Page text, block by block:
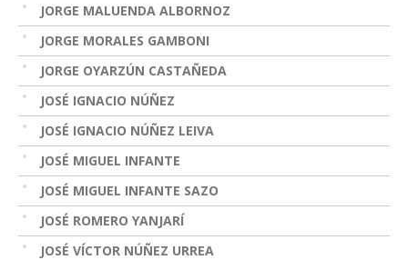
JORGE MALUENDA ALBORNOZ
JORGE MORALES GAMBONI
JORGE OYARZÚN CASTAÑEDA
JOSÉ IGNACIO NÚÑEZ
JOSÉ IGNACIO NÚÑEZ LEIVA
JOSÉ MIGUEL INFANTE
JOSÉ MIGUEL INFANTE SAZO
JOSÉ ROMERO YANJARÍ
JOSÉ VÍCTOR NÚÑEZ URREA